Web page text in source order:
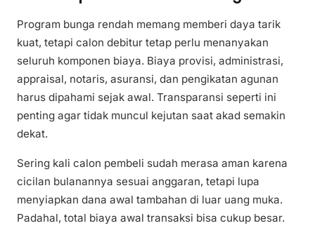
Program bunga rendah memang memberi daya tarik
kuat, tetapi calon debitur tetap perlu menanyakan
seluruh komponen biaya. Biaya provisi, administrasi,
appraisal, notaris, asuransi, dan pengikatan agunan
harus dipahami sejak awal. Transparansi seperti ini
penting agar tidak muncul kejutan saat akad semakin
dekat.
Sering kali calon pembeli sudah merasa aman karena
cicilan bulanannya sesuai anggaran, tetapi lupa
menyiapkan dana awal tambahan di luar uang muka.
Padahal, total biaya awal transaksi bisa cukup besar.